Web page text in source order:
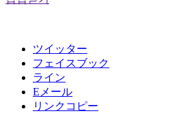
ツイッター
フェイスブック
ライン
Eメール
リンクコピー